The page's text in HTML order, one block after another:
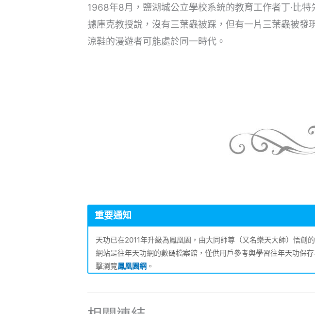
1968年8月，鹽湖城公立學校系統的教育工作者丁·比
據庫克教授說，沒有三葉蟲被踩，但有一片三葉蟲被
涼鞋的漫遊者可能處於同一時代。
重要通知
天功已在2011年升級為鳳凰園，由大同師尊（又名樂天大師）悟創
網站是往年天功網的數碼檔案館，僅供用戶參考與學習往年天功保
擊瀏覽鳳凰園網 。